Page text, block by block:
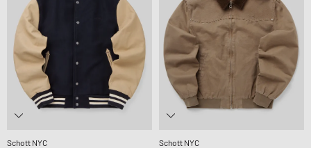
Schott NYC
Schott NYC